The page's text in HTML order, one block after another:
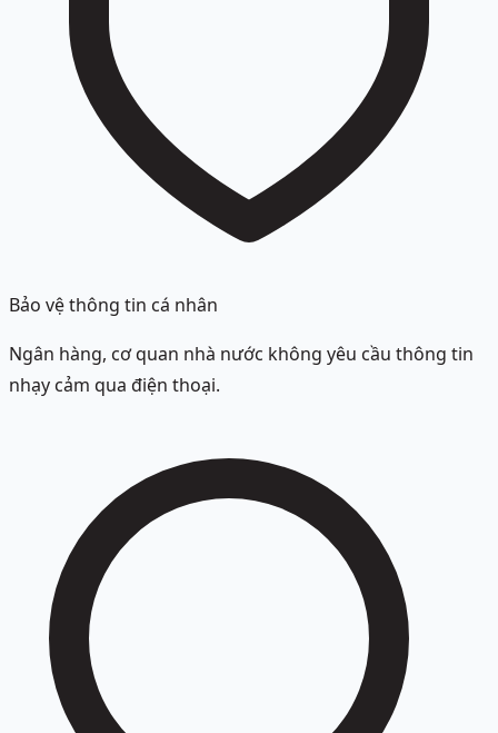
Bảo vệ thông tin cá nhân
Ngân hàng, cơ quan nhà nước không yêu cầu thông tin
nhạy cảm qua điện thoại.